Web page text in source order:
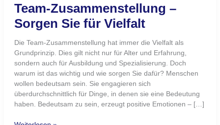
Team-Zusammenstellung –
Sorgen Sie für Vielfalt
Die Team-Zusammenstellung hat immer die Vielfalt als
Grundprinzip. Dies gilt nicht nur für Alter und Erfahrung,
sondern auch für Ausbildung und Spezialisierung. Doch
warum ist das wichtig und wie sorgen Sie dafür? Menschen
wollen bedeutsam sein. Sie engagieren sich
überdurchschnittlich für Dinge, in denen sie eine Bedeutung
haben. Bedeutsam zu sein, erzeugt positive Emotionen – […]
Sie
Vielfalt